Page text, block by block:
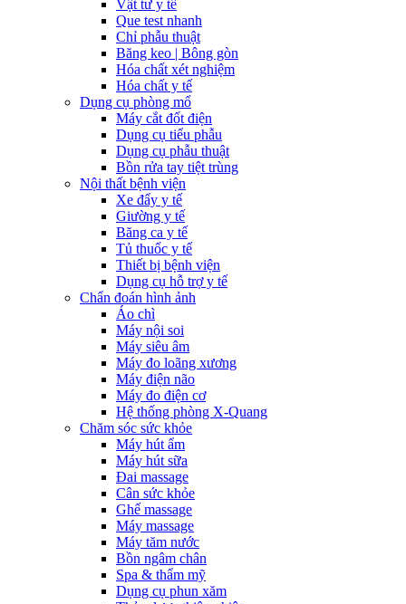
Vật tư y tế
Que test nhanh
Chỉ phẫu thuật
Băng keo | Bông gòn
Hóa chất xét nghiệm
Hóa chất y tế
Dụng cụ phòng mổ
Máy cắt đốt điện
Dụng cụ tiểu phẫu
Dụng cụ phẫu thuật
Bồn rửa tay tiệt trùng
Nội thất bệnh viện
Xe đẩy y tế
Giường y tế
Băng ca y tế
Tủ thuốc y tế
Thiết bị bệnh viện
Dụng cụ hỗ trợ y tế
Chẩn đoán hình ảnh
Áo chì
Máy nội soi
Máy siêu âm
Máy đo loãng xương
Máy điện não
Máy đo điện cơ
Hệ thống phòng X-Quang
Chăm sóc sức khỏe
Máy hút ẩm
Máy hút sữa
Đai massage
Cân sức khỏe
Ghế massage
Máy massage
Máy tăm nước
Bồn ngâm chân
Spa & thẩm mỹ
Dụng cụ phun xăm